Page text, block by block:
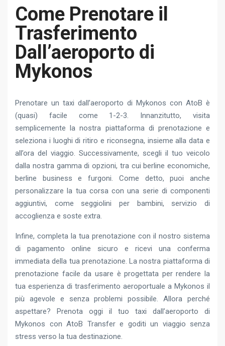
Come Prenotare il
Trasferimento
Dall’aeroporto di
Mykonos
Prenotare un taxi dall’aeroporto di Mykonos con AtoB è
(quasi) facile come 1-2-3. Innanzitutto, visita
semplicemente la nostra piattaforma di prenotazione e
seleziona i luoghi di ritiro e riconsegna, insieme alla data e
all’ora del viaggio. Successivamente, scegli il tuo veicolo
dalla nostra gamma di opzioni, tra cui berline economiche,
berline business e furgoni. Come detto, puoi anche
personalizzare la tua corsa con una serie di componenti
aggiuntivi, come seggiolini per bambini, servizio di
accoglienza e soste extra.
Infine, completa la tua prenotazione con il nostro sistema
di pagamento online sicuro e ricevi una conferma
immediata della tua prenotazione. La nostra piattaforma di
prenotazione facile da usare è progettata per rendere la
tua esperienza di trasferimento aeroportuale a Mykonos il
più agevole e senza problemi possibile. Allora perché
aspettare? Prenota oggi il tuo taxi dall’aeroporto di
Mykonos con AtoB Transfer e goditi un viaggio senza
stress verso la tua destinazione.